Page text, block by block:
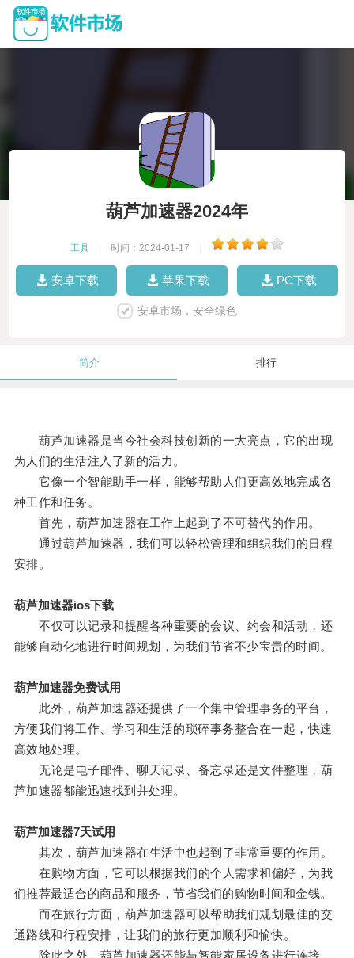
葫芦加速器2024年
工具 时间：2024-01-17
安卓下载 苹果下载 PC下载
安卓市场，安全绿色
简介 排行
葫芦加速器是当今社会科技创新的一大亮点，它的出现
为人们的生活注入了新的活力。
它像一个智能助手一样，能够帮助人们更高效地完成各
种工作和任务。
首先，葫芦加速器在工作上起到了不可替代的作用。
通过葫芦加速器，我们可以轻松管理和组织我们的日程
安排。
葫芦加速器ios下载
不仅可以记录和提醒各种重要的会议、约会和活动，还
能够自动化地进行时间规划，为我们节省不少宝贵的时间。
葫芦加速器免费试用
此外，葫芦加速器还提供了一个集中管理事务的平台，
方便我们将工作、学习和生活的琐碎事务整合在一起，快速
高效地处理。
无论是电子邮件、聊天记录、备忘录还是文件整理，葫
芦加速器都能迅速找到并处理。
葫芦加速器7天试用
其次，葫芦加速器在生活中也起到了非常重要的作用。
在购物方面，它可以根据我们的个人需求和偏好，为我
们推荐最适合的商品和服务，节省我们的购物时间和金钱。
而在旅行方面，葫芦加速器可以帮助我们规划最佳的交
通路线和行程安排，让我们的旅行更加顺利和愉快。